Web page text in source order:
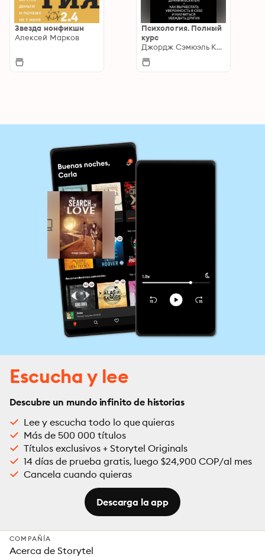
Звезда нонфикшн
Алексей Марков
Психология. Полный
курс
Джордж Сэмюэль Клейсон
Escucha y lee
Descubre un mundo infinito de historias
Lee y escucha todo lo que quieras
Más de 500 000 títulos
Títulos exclusivos + Storytel Originals
14 días de prueba gratis, luego $24,900 COP/al mes
Cancela cuando quieras
Descarga la app
COMPAÑÍA
Acerca de Storytel